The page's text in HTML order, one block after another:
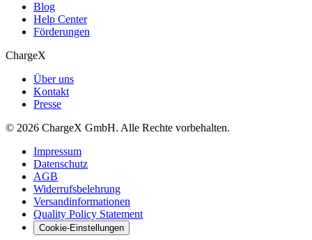
Blog
Help Center
Förderungen
ChargeX
Über uns
Kontakt
Presse
© 2026 ChargeX GmbH. Alle Rechte vorbehalten.
Impressum
Datenschutz
AGB
Widerrufsbelehrung
Versandinformationen
Quality Policy Statement
Cookie-Einstellungen